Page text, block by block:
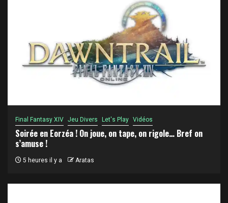
Final Fantasy XIV Jeu Divers Let's Play Vidéos
Soirée en Eorzéa ! On joue, on tape, on rigole… Bref on
s’amuse !
5 heures il y a Aratas